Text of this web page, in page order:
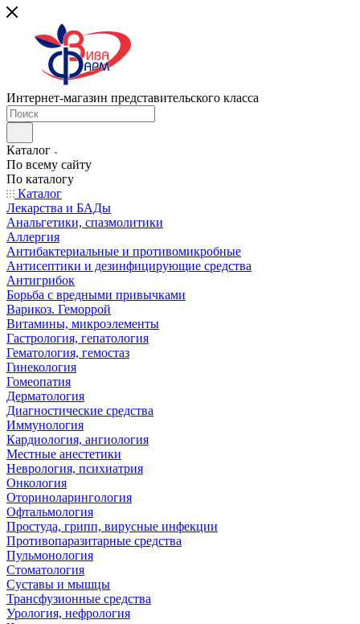
Интернет-магазин представительского класса
Каталог
По всему сайту
По каталогу
Каталог
Лекарства и БАДы
Анальгетики, спазмолитики
Аллергия
Антибактериальные и противомикробные
Антисептики и дезинфицирующие средства
Антигрибок
Борьба с вредными привычками
Варикоз. Геморрой
Витамины, микроэлементы
Гастрология, гепатология
Гематология, гемостаз
Гинекология
Гомеопатия
Дерматология
Диагностические средства
Иммунология
Кардиология, ангиология
Местные анестетики
Неврология, психиатрия
Онкология
Оториноларингология
Офтальмология
Простуда, грипп, вирусные инфекции
Противопаразитарные средства
Пульмонология
Стоматология
Суставы и мышцы
Трансфузионные средства
Урология, нефрология